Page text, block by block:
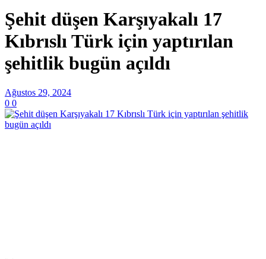
Şehit düşen Karşıyakalı 17
Kıbrıslı Türk için yaptırılan
şehitlik bugün açıldı
Ağustos 29, 2024
0 0